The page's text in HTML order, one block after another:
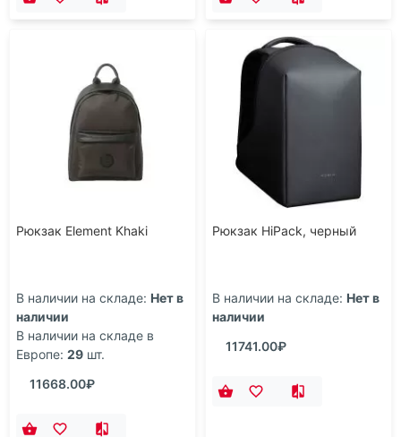
Рюкзак Element Khaki
В наличии на складе: Нет в
наличии
В наличии на складе в
Европе: 29 шт.
11668.00₽
Рюкзак HiPack, черный
В наличии на складе: Нет в
наличии
11741.00₽